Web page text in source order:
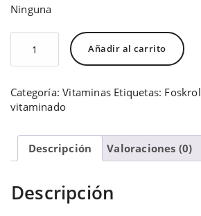
Ninguna
bebibles
Añadir al carrito
Categoría:Vitaminas Etiquetas: Foskrol
vitaminado
Descripción Valoraciones (0)
Descripción